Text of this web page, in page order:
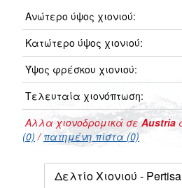
Ανώτερο ύψος χιονιού:
Κατώτερο ύψος χιονιού:
Ύψος φρέσκου χιονιού:
Τελευταία χιονόπτωση:
Αλλα χιονοδρομικά σεAustria
(0) /πατημένη πίστα (0)
Δελτίο Χιονιού -